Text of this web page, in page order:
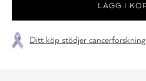
Ditt köp stödjer cancerforskning